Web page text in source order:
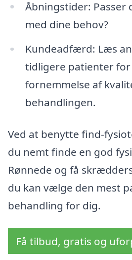
Åbningstider: Passer
med dine behov?
Kundeadfærd: Læs
tidligere patienter for
fornemmelse af
behandlingen.
Ved at benytte find-
du nemt finde en god
Rønnede og få
du kan vælge den mest
behandling for dig.
Få tilbud, gratis og